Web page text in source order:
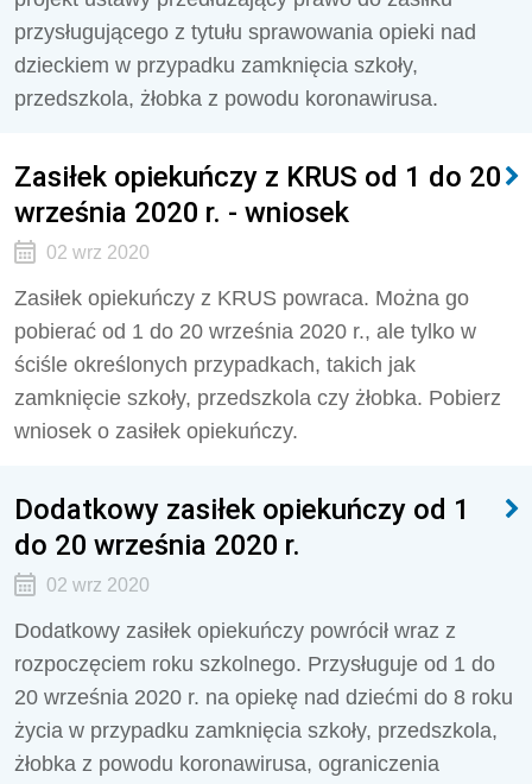
przysługującego z tytułu sprawowania opieki nad
dzieckiem w przypadku zamknięcia szkoły,
przedszkola, żłobka z powodu koronawirusa.
Zasiłek opiekuńczy z KRUS od 1 do 20
września 2020 r. - wniosek
02 wrz 2020
Zasiłek opiekuńczy z KRUS powraca. Można go
pobierać od 1 do 20 września 2020 r., ale tylko w
ściśle określonych przypadkach, takich jak
zamknięcie szkoły, przedszkola czy żłobka. Pobierz
wniosek o zasiłek opiekuńczy.
Dodatkowy zasiłek opiekuńczy od 1
do 20 września 2020 r.
02 wrz 2020
Dodatkowy zasiłek opiekuńczy powrócił wraz z
rozpoczęciem roku szkolnego. Przysługuje od 1 do
20 września 2020 r. na opiekę nad dziećmi do 8 roku
życia w przypadku zamknięcia szkoły, przedszkola,
żłobka z powodu koronawirusa, ograniczenia